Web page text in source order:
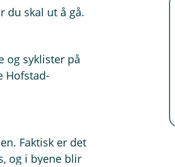
du skal ut å gå.
og syklister på
Hofstad-
Faktisk er det
og i byene blir